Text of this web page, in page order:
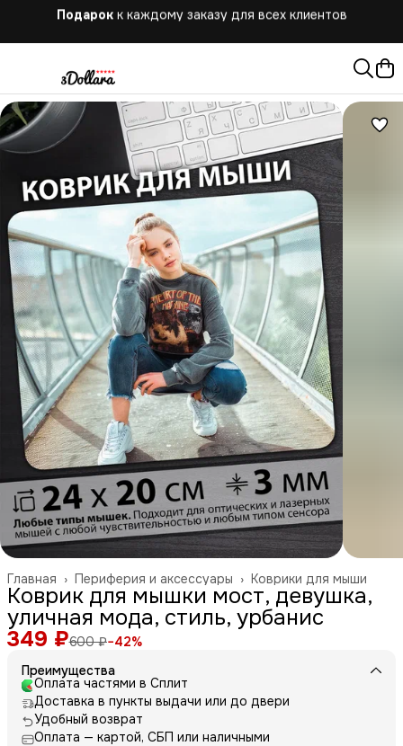
Коврики для мыши
Периферия и аксессуары ›
Главная ›
Коврик для мышки мост, девушка,
уличная мода, стиль, урбанис
349 ₽600 ₽−42%
Преимущества
Оплата частями в Сплит
Доставка в пункты выдачи или до двери
Удобный возврат
Оплата — картой, СБП или наличными